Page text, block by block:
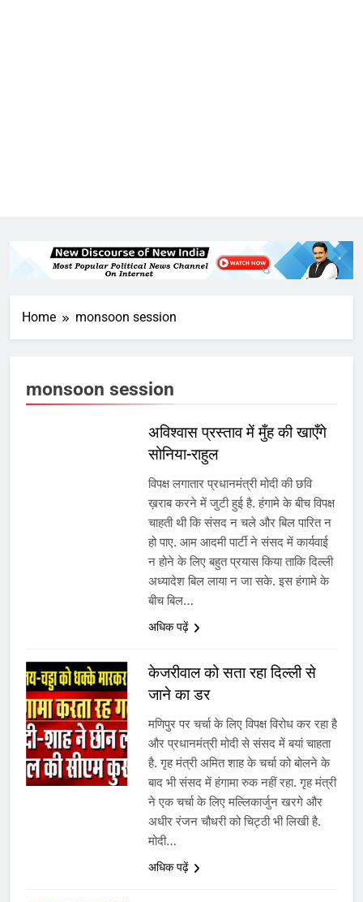
Home monsoon session
monsoon session
अविश्वास प्रस्ताव में मुँह की खाएँगे
सोनिया-राहुल
विपक्ष लगातार प्रधानमंत्री मोदी की छवि
ख़राब करने में जुटी हुई है. हंगामे के बीच विपक्ष
चाहती थी कि संसद न चले और बिल पारित न
हो पाए. आम आदमी पार्टी ने संसद में कार्यवाई
न होने के लिए बहुत प्रयास किया ताकि दिल्ली
अध्यादेश बिल लाया न जा सके. इस हंगामे के
बीच बिल…
अधिक पढ़ें
केजरीवाल को सता रहा दिल्ली से
जाने का डर
मणिपुर पर चर्चा के लिए विपक्ष विरोध कर रहा है
और प्रधानमंत्री मोदी से संसद में बयां चाहता
है. गृह मंत्री अमित शाह के चर्चा को बोलने के
बाद भी संसद में हंगामा रुक नहीं रहा. गृह मंत्री
ने एक चर्चा के लिए मल्लिकार्जुन खरगे और
अधीर रंजन चौधरी को चिट्ठी भी लिखी है.
मोदी…
अधिक पढ़ें